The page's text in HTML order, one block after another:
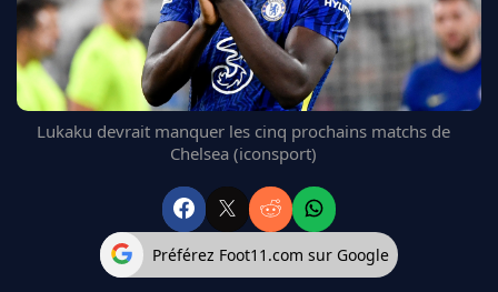
FC BARCELONE
MANCHESTER UNITED
CHELSEA
ARSENAL
BAYERN
Lukaku devrait manquer les cinq prochains matchs de
Chelsea (iconsport)
Préférez Foot11.com sur Google